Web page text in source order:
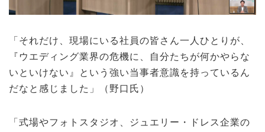
「それだけ、現場にいる社員の皆さん一人ひとりが、
『ウエディング業界の危機に、自分たちが何かやらな
いといけない』という強い当事者意識を持っているん
だなと感じました」（野口氏）
「式場やフォトスタジオ、ジュエリー・ドレス企業の